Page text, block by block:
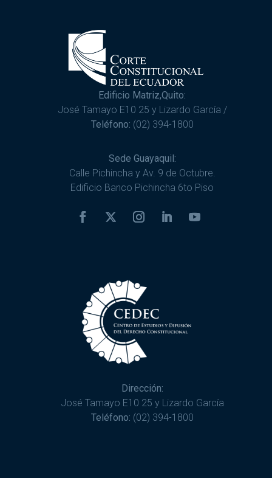
Edificio Matriz,Quito:
José Tamayo E10 25 y Lizardo García /
Teléfono: (02) 394-1800
Sede Guayaquil:
Calle Pichincha y Av. 9 de Octubre.
Edificio Banco Pichincha 6to Piso
Dirección:
José Tamayo E10 25 y Lizardo García
Teléfono: (02) 394-1800